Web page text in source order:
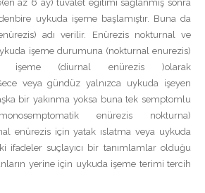
az 6 ay) tuvalet eğitimi sağlanmış sonra
uykuda işeme başlamıştır. Buna da
adı verilir. Enürezis nokturnal ve
işeme durumuna (nokturnal enurezis)
işeme (diurnal enürezis )olarak
veya gündüz yalnızca uykuda işeyen
bir yakınma yoksa buna tek semptomlu
enürezis nokturna)
enürezis için yatak ıslatma veya uykuda
ifadeler suçlayıcı bir tanımlamlar olduğu
yerine için uykuda işeme terimi tercih